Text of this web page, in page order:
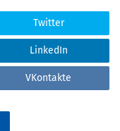
Twitter
LinkedIn
VKontakte